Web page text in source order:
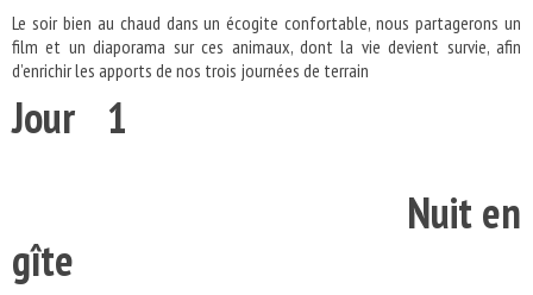
Le soir bien au chaud dans un écogite confortable, nous partagerons un
film et un diaporama sur ces animaux, dont la vie devient survie, afin
d’enrichir les apports de nos trois journées de terrain
Jour 1
Nuit en
gîte